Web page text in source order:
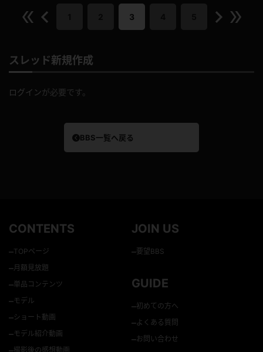
3
スレッド新規作成
ログインが必要です。
BBS一覧へ戻る
CONTENTS
–TOPページ
–月額見放題
–単品コンテンツ
–モデル
–ショート動画
–モデル紹介動画
撮影後の感想動画
JOIN US
–要望BBS
GUIDE
–初めての方へ
–よくある質問
–お問い合わせ